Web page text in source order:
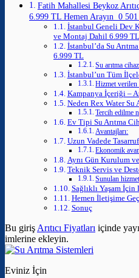
Fatih Mahallesi Beykoz
6.999 TL Hemen Arayın 0
İstanbul Geneli Dev
ve Montaj Dahil 6.999 TL
İstanbul’da Su
6.999 TL
Su arıtma
İstanbul’un Tüm
Hizmet verilen
Kampanya İçeriği –
Neden Rex Water Su
Tercih edilme
Ev Tipi Su Arıtma
Avantajları:
Uzun Vadede
Ekonomik
Aynı Gün Kurulum
Teknik Servis ve
Sunulan
Sağlıklı Yaşam İçin
Hemen İletişime
Sonuç
Bu girişArıtıcı Fiyatları içinde
imlerine ekleyin.
Eviniz İçin